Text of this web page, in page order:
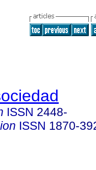
ISSN 2448-
ISSN 1870-